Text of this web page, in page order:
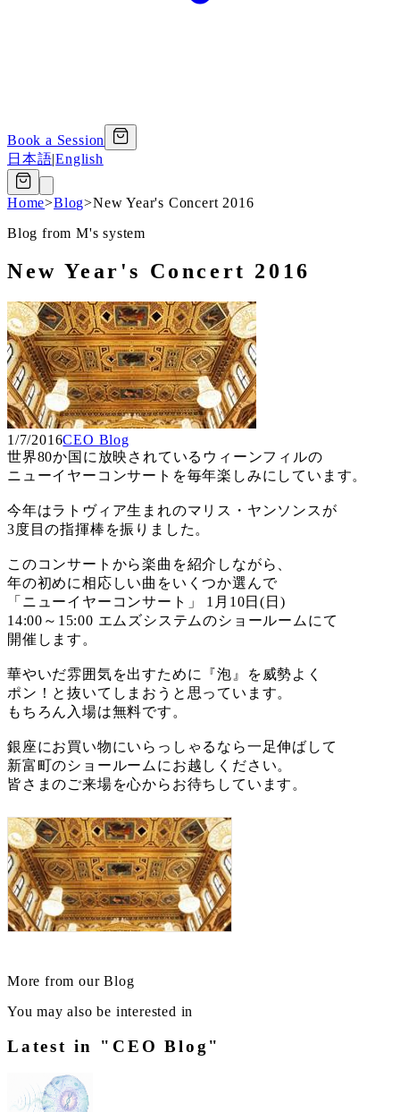
Book a Session
日本語|English
Home>Blog>New Year's Concert 2016
Blog from M's system
New Year's Concert 2016
1/7/2016CEO Blog
世界80か国に放映されているウィーンフィルの
ニューイヤーコンサートを毎年楽しみにしています。
今年はラトヴィア生まれのマリス・ヤンソンスが
3度目の指揮棒を振りました。
このコンサートから楽曲を紹介しながら、
年の初めに相応しい曲をいくつか選んで
「ニューイヤーコンサート」 1月10日(日)
14:00～15:00 エムズシステムのショールームにて
開催します。
華やいだ雰囲気を出すために『泡』を威勢よく
ポン！と抜いてしまおうと思っています。
もちろん入場は無料です。
銀座にお買い物にいらっしゃるなら一足伸ばして
新富町のショールームにお越しください。
皆さまのご来場を心からお待ちしています。
More from our Blog
You may also be interested in
Latest in "CEO Blog"